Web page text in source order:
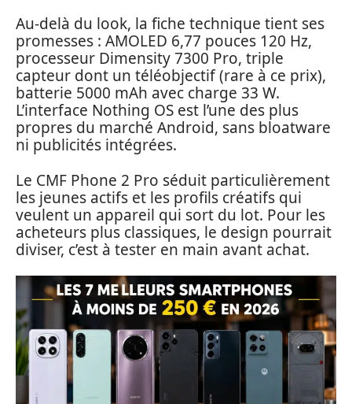
Au-delà du look, la fiche technique tient ses
promesses : AMOLED 6,77 pouces 120 Hz,
processeur Dimensity 7300 Pro, triple
capteur dont un téléobjectif (rare à ce prix),
batterie 5000 mAh avec charge 33 W.
L’interface Nothing OS est l’une des plus
propres du marché Android, sans bloatware
ni publicités intégrées.
Le CMF Phone 2 Pro séduit particulièrement
les jeunes actifs et les profils créatifs qui
veulent un appareil qui sort du lot. Pour les
acheteurs plus classiques, le design pourrait
diviser, c’est à tester en main avant achat.